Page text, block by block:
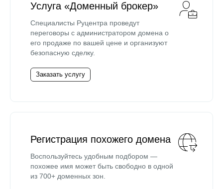
Услуга «Доменный брокер»
Специалисты Руцентра проведут
переговоры с администратором домена о
его продаже по вашей цене и организуют
безопасную сделку.
Заказать услугу
Регистрация похожего домена
Воспользуйтесь удобным подбором —
похожее имя может быть свободно в одной
из 700+ доменных зон.